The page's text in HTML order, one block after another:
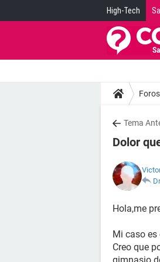
High-Tech
Foros
Tema
Dolor
Hola,me
Mi caso es
Creo que